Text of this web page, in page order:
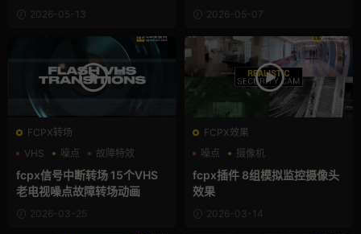
2026-05-13 2026-05-07
FCPX转场
VHS
噪点 故障特效
fcpx信号中断转场 15个VHS
老电视噪点故障转场动画
2026-03-25
FCPX效果
噪点
摄像机
支持Intel+M芯片
fcpx插件 8组模拟监控摄像头
效果
2026-03-14